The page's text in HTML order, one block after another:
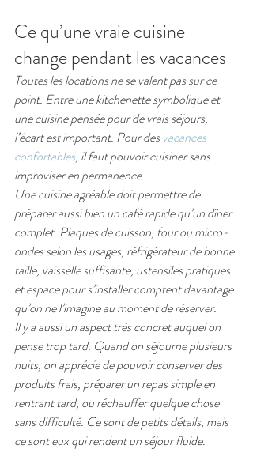
Ce qu’une vraie cuisine
change pendant les vacances
Toutes les locations ne se valent pas sur ce
point. Entre une kitchenette symbolique et
une cuisine pensée pour de vrais séjours,
l’écart est important. Pour des vacances
confortables, il faut pouvoir cuisiner sans
improviser en permanence.
Une cuisine agréable doit permettre de
préparer aussi bien un café rapide qu’un dîner
complet. Plaques de cuisson, four ou micro-
ondes selon les usages, réfrigérateur de bonne
taille, vaisselle suffisante, ustensiles pratiques
et espace pour s’installer comptent davantage
qu’on ne l’imagine au moment de réserver.
Il y a aussi un aspect très concret auquel on
pense trop tard. Quand on séjourne plusieurs
nuits, on apprécie de pouvoir conserver des
produits frais, préparer un repas simple en
rentrant tard, ou réchauffer quelque chose
sans difficulté. Ce sont de petits détails, mais
ce sont eux qui rendent un séjour fluide.